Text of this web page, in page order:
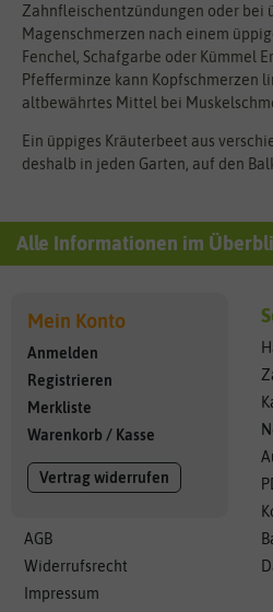
Zahnfleischentzündungen oder bei
Magenschmerzen nach einem
Fenchel, Schafgarbe oder Kümmel
Pfefferminze kann Kopfschmerzen
altbewährtes Mittel bei
Ein üppiges Kräuterbeet aus
deshalb in jeden Garten, auf den
Alle Informationen im
Mein Konto
Anmelden
Registrieren
Merkliste
Warenkorb / Kasse
Vertrag widerrufen
AGB
Widerrufsrecht
Impressum